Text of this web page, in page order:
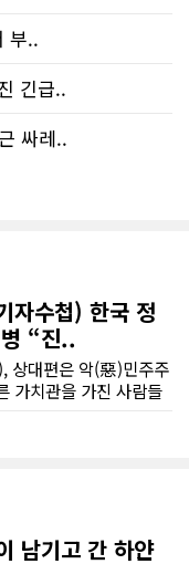
부..
긴급..
싸레..
자수첩) 한국 정
“진..
상대편은 악(惡)민주주
가치관을 가진 사람들
되었다. 필자의 기억
유신독재 때 김대중, 김
남기고 간 하얀